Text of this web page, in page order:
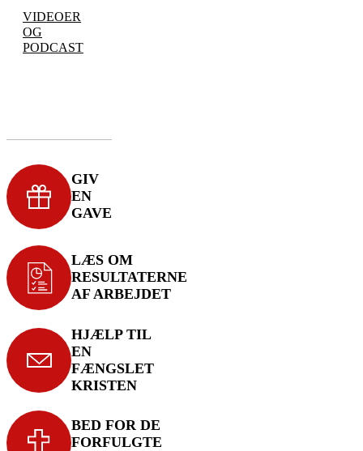
VIDEOER
OG
PODCAST
GIV
EN
GAVE
LÆS OM
RESULTATERNE
AF ARBEJDET
HJÆLP TIL
EN
FÆNGSLET
KRISTEN
BED FOR DE
FORFULGTE